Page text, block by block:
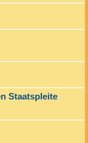
Staatspleite